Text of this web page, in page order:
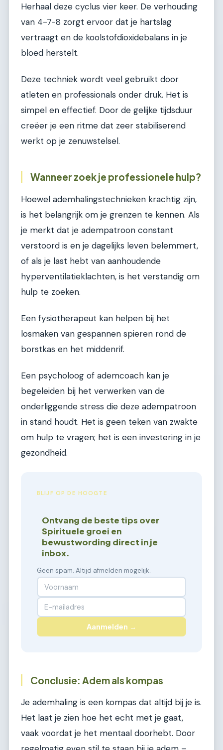
Herhaal deze cyclus vier keer. De verhouding
van 4-7-8 zorgt ervoor dat je hartslag
vertraagt en de koolstofdioxidebalans in je
bloed herstelt.
Deze techniek wordt veel gebruikt door
atleten en professionals onder druk. Het is
simpel en effectief. Door de gelijke tijdsduur
creëer je een ritme dat zeer stabiliserend
werkt op je zenuwstelsel.
Wanneer zoek je professionele hulp?
Hoewel ademhalingstechnieken krachtig zijn,
is het belangrijk om je grenzen te kennen. Als
je merkt dat je adempatroon constant
verstoord is en je dagelijks leven belemmert,
of als je last hebt van aanhoudende
hyperventilatieklachten, is het verstandig om
hulp te zoeken.
Een fysiotherapeut kan helpen bij het
losmaken van gespannen spieren rond de
borstkas en het middenrif.
Een psycholoog of ademcoach kan je
begeleiden bij het verwerken van de
onderliggende stress die deze adempatroon
in stand houdt. Het is geen teken van zwakte
om hulp te vragen; het is een investering in je
gezondheid.
BLIJF OP DE HOOGTE
Ontvang de beste tips over
Spirituele groei en
bewustwording direct in je
inbox.
Geen spam. Altijd afmelden mogelijk.
Aanmelden →
Conclusie: Adem als kompas
Je ademhaling is een kompas dat altijd bij je is.
Het laat je zien hoe het echt met je gaat,
vaak voordat je het mentaal doorhebt. Door